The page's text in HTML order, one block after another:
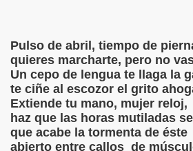
Pulso de abril, tiempo de
quieres marcharte, pero no
Un cepo de lengua te llaga la
te ciñe al escozor el grito
Extiende tu mano, mujer reloj,
haz que las horas mutiladas
que acabe la tormenta de
abierto entre callos de
-EDUCACIÓN -
LIBRES
POESÍA ORIENTAL